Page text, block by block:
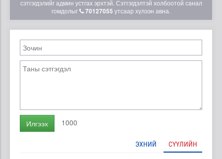
сэтгэгдэлийг админ устгах эрхтэй. Сэтгэгдэлтэй холбоотой санал
гомдолыг
70127055 утсаар хүлээн авна.
Илгээх 1000
ЭХНИЙ СҮҮЛИЙН